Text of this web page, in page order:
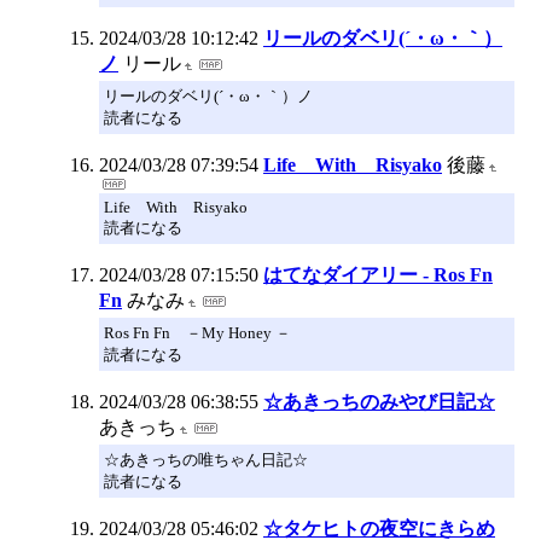
2024/03/28 10:12:42 リールのダベリ(´・ω・｀）
ノ リール
リールのダベリ(´・ω・｀）ノ
読者になる
2024/03/28 07:39:54 Life With Risyako 後藤
Life With Risyako
読者になる
2024/03/28 07:15:50 はてなダイアリー - Ros Fn
Fn みなみ
Ros Fn Fn －My Honey －
読者になる
2024/03/28 06:38:55 ☆あきっちのみやび日記☆
あきっち
☆あきっちの唯ちゃん日記☆
読者になる
2024/03/28 05:46:02 ☆タケヒトの夜空にきらめ